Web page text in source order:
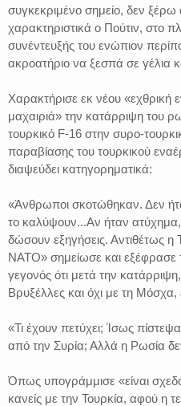
συγκεκριμένο σημείο, δεν
χαρακτηριστικά ο Πούτιν, στο
συνέντευξής του ενώπιον
ακροατήριο να ξεσπά σε γέλια
Χαρακτήρισε εκ νέου «εχθρική
μαχαιριά» την κατάρριψη του
τουρκικό F-16 στην συρο-
παραβίασης του τουρκικού
διαψεύδει κατηγορηματικά:
«Άνθρωποι σκοτώθηκαν. Δεν
το καλύψουν...Αν ήταν
δώσουν εξηγήσεις. Αντιθέτως
ΝΑΤΟ» σημείωσε και εξέφρασε
γεγονός ότι μετά την
Βρυξέλλες και όχι με τη
«Τι έχουν πετύχει; Ίσως
από την Συρία; Αλλά η Ρωσία
Όπως υπογράμμισε «είναι
κανείς με την Τουρκία, αφού η